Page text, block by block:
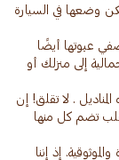
وضعها في السيارة
عبوتها أيضًا
إلى منزلك أو
. لا تقلق! إن
دائمًا بجانبك، إذ إن كل علبة تحتوي على 10 علب تضم كل منها
للجودة والموثوقية. إذ إننا